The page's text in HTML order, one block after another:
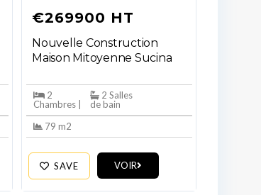
€269900 HT
Nouvelle Construction
Maison Mitoyenne Sucina
2
Chambres |
2 Salles
de bain
79 m2
SAVE VOIR